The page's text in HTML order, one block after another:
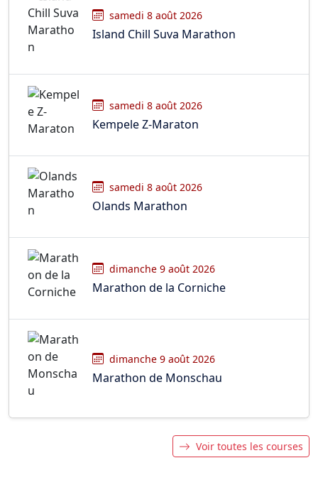
samedi 8 août 2026
Island Chill Suva Marathon
samedi 8 août 2026
Kempele Z-Maraton
samedi 8 août 2026
Olands Marathon
dimanche 9 août 2026
Marathon de la Corniche
dimanche 9 août 2026
Marathon de Monschau
Voir toutes les courses